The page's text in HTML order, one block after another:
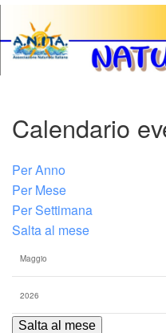
Calendario
Per Anno
Per Mese
Per Settimana
Salta al mese
Salta al mese